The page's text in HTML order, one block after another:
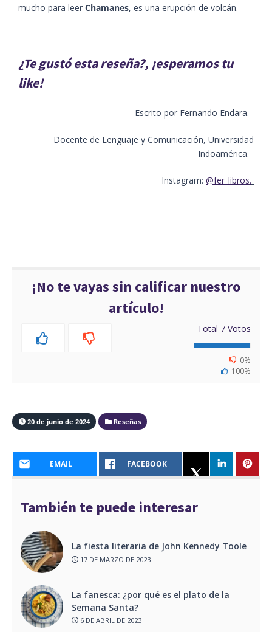
mucho para leer Chamanes, es una erupción de volcán.
¿Te gustó esta reseña?, ¡esperamos tu
like!
Escrito por Fernando Endara.
Docente de Lenguaje y Comunicación, Universidad
Indoamérica.
Instagram: @fer_libros.
¡No te vayas sin calificar nuestro
artículo!
Total 7 Votos
0%
100%
20 de junio de 2024 Reseñas
EMAIL FACEBOOK
También te puede interesar
La fiesta literaria de John Kennedy Toole
17 DE MARZO DE 2023
La fanesca: ¿por qué es el plato de la
Semana Santa?
6 DE ABRIL DE 2023